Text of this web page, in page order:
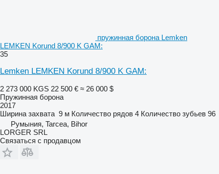
пружинная борона Lemken
LEMKEN Korund 8/900 K GAM:
35
Lemken LEMKEN Korund 8/900 K GAM:
2 273 000 KGS 22 500 € ≈ 26 000 $
Пружинная борона
2017
Ширина захвата 9 м Количество рядов 4 Количество зубьев 96
Румыния, Tarcea, Bihor
LORGER SRL
Связаться с продавцом